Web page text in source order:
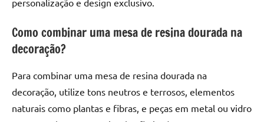
Como combinar uma mesa de resina dourada na
decoração?
Para combinar uma mesa de resina dourada na
decoração, utilize tons neutros e terrosos, elementos
naturais como plantas e fibras, e peças em metal ou vidro